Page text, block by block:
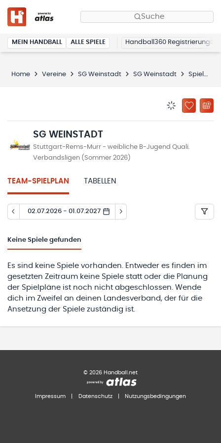
Suche
MEIN HANDBALL ALLE SPIELE Handball360 Registrierung
Home Vereine SG Weinstadt SG Weinstadt Spielplan
ZU
SG WEINSTADT
Stuttgart-Rems-Murr - weibliche B-Jugend Quali.
Verbandsligen (Sommer 2026)
TEAM-SPIELPLAN TABELLEN
02.07.2026 - 01.07.2027
Keine Spiele gefunden
Es sind keine Spiele vorhanden. Entweder es finden im
gesetzten Zeitraum keine Spiele statt oder die Planung
der Spielpläne ist noch nicht abgeschlossen. Wende
dich im Zweifel an deinen Landesverband, der für die
Ansetzung der Spiele zuständig ist.
© 2026 Handball.net
Impressum Datenschutz Nutzungsbedingungen